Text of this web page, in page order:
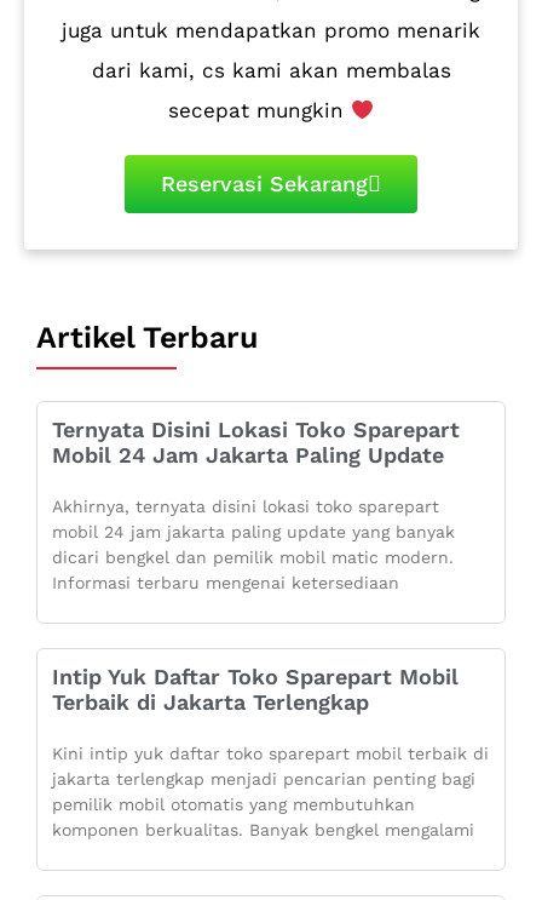
juga untuk mendapatkan promo menarik
dari kami, cs kami akan membalas
secepat mungkin
Reservasi Sekarang
Artikel Terbaru
Ternyata Disini Lokasi Toko Sparepart
Mobil 24 Jam Jakarta Paling Update
Akhirnya, ternyata disini lokasi toko sparepart
mobil 24 jam jakarta paling update yang banyak
dicari bengkel dan pemilik mobil matic modern.
Informasi terbaru mengenai ketersediaan
Intip Yuk Daftar Toko Sparepart Mobil
Terbaik di Jakarta Terlengkap
Kini intip yuk daftar toko sparepart mobil terbaik di
jakarta terlengkap menjadi pencarian penting bagi
pemilik mobil otomatis yang membutuhkan
komponen berkualitas. Banyak bengkel mengalami